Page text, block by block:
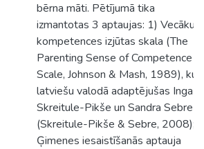
bērna māti. Pētījumā tika
izmantotas 3 aptaujas: 1) Vecāku
kompetences izjūtas skala (The
Parenting Sense of Competence
Scale, Johnson & Mash, 1989),
latviešu valodā adaptējušas Inga
Skreitule-Pikše un Sandra Sebre
(Skreitule-Pikše & Sebre, 2008);
Ģimenes iesaistīšanās aptauja